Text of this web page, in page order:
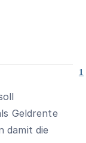
1
Geldrente
damit die